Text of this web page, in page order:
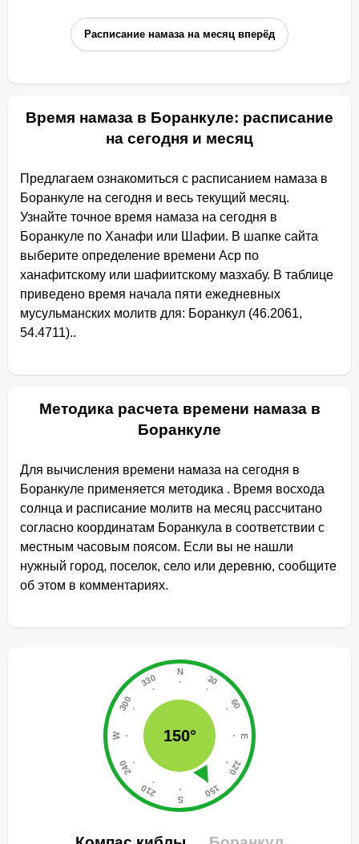
Расписание намаза на месяц вперёд
Время намаза в Боранкуле: расписание
на сегодня и месяц
Предлагаем ознакомиться с расписанием намаза в
Боранкуле на сегодня и весь текущий месяц.
Узнайте точное время намаза на сегодня в
Боранкуле по Ханафи или Шафии. В шапке сайта
выберите определение времени Аср по
ханафитскому или шафиитскому мазхабу. В таблице
приведено время начала пяти ежедневных
мусульманских молитв для: Боранкул (46.2061,
54.4711)..
Методика расчета времени намаза в
Боранкуле
Для вычисления времени намаза на сегодня в
Боранкуле применяется методика . Время восхода
солнца и расписание молитв на месяц рассчитано
согласно координатам Боранкула в соответствии с
местным часовым поясом. Если вы не нашли
нужный город, поселок, село или деревню, сообщите
об этом в комментариях.
150°